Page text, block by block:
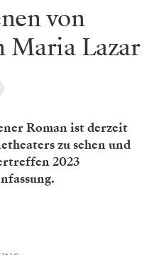
von
Maria Lazar
Roman ist derzeit
zu sehen und
2023